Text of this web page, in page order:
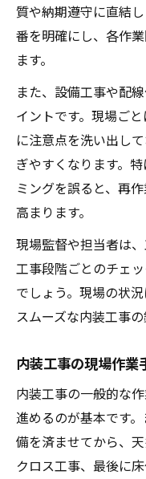
質や納期遵守に直結
番を明確にし、各作
ます。
また、設備工事や配
イントです。現場ご
に注意点を洗い出し
ぎやすくなります。
ミングを誤ると、再
高まります。
現場監督や担当者は
工事段階ごとのチェ
でしょう。現場の状
スムーズな内装工事の
内装工事の現場作
内装工事の一般的な
進めるのが基本です
備を済ませてから、
クロス工事、最後に